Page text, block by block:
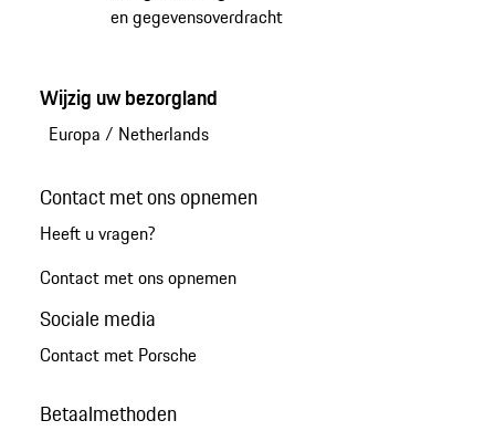
en gegevensoverdracht
Wijzig uw bezorgland
Europa / Netherlands
Contact met ons opnemen
Heeft u vragen?
Contact met ons opnemen
Sociale media
Contact met Porsche
Betaalmethoden